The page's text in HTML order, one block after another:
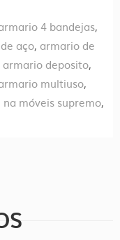
4 bandejas,
aço, armario de
armario deposito,
multiuso,
móveis supremo,